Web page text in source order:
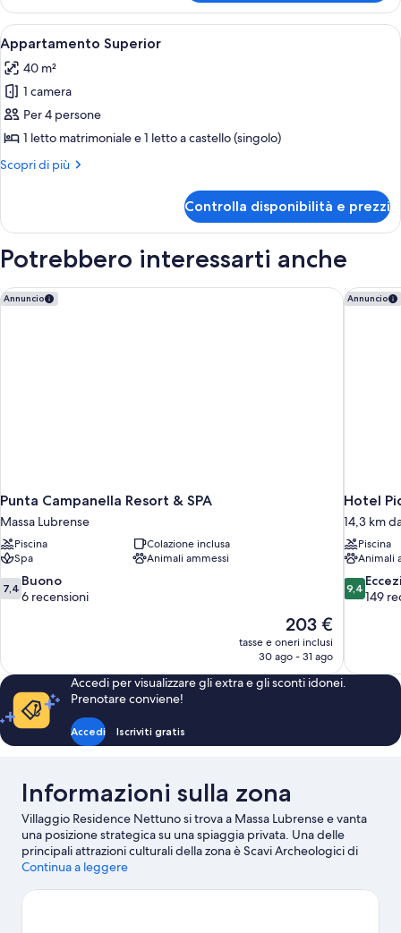
Club
Apri
tutte
le
foto
per
Appartamento
Superior
Camera da letto con un bancone in
7
Appartamento Superior
40 m²
1 camera
Per 4 persone
1 letto matrimoniale e 1 letto a castello (singolo)
Scopri di più
Altri
Superior
Controlla disponibilità e prezzi
Potrebbero interessarti anche
Annuncio
Punta Campanella Resort & SPA
Massa Lubrense
Piscina
Colazione inclusa
Spa
Animali ammessi
7.4
su
recensioni
7,4 Buono
6 recensioni
Il
prezzo
attuale
203 €
203 €
tasse e oneri inclusi
30 ago - 31 ago
Punta Campanella Resort & SPA Annuncio
Hotel
14,3 km
Piscina
Animali
9.4
su
recensioni
9,4
149
Hotel
Accedi per visualizzare gli extra e gli sconti idonei.
Prenotare conviene!
Accedi Iscriviti gratis
Informazioni sulla zona
Villaggio Residence Nettuno si trova a Massa Lubrense e vanta
una posizione strategica su una spiaggia privata. Una delle
principali attrazioni culturali della zona è Scavi Archeologici di
Pompei. A livello naturalistico, invece, spiccano Riserva marina di
Che ne dici di fare tappa a Chiostro di San Francesco e Villa
Continua a leggere